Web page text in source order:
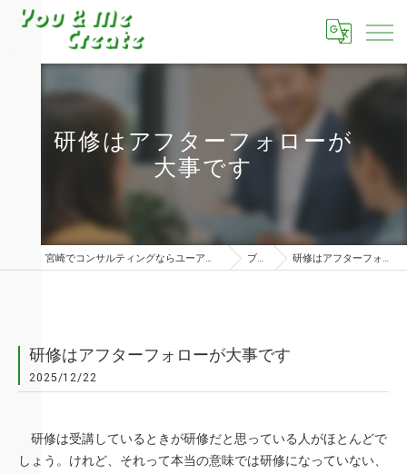
研修はアフターフォローが
大事です
宮崎でコンサルティングならユーアンドミークリエイト株式会社 ブログ 研修はアフターフォローが大事です
研修はアフターフォローが大事です
2025/12/22
研修は受講しているときが研修だと思っている人がほとんどで
しょう。けれど、それって本当の意味では研修になっていない、